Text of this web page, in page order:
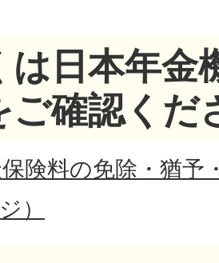
は日本年金
ご確認くだ
険料の免除・猶予
）